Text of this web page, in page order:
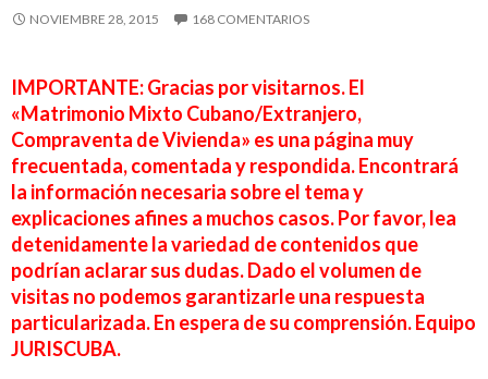
NOVIEMBRE 28, 2015 168 COMENTARIOS
IMPORTANTE:Gracias por visitarnos. El
«Matrimonio Mixto Cubano/Extranjero,
Compraventa de Vivienda» es una página muy
frecuentada, comentada y respondida. Encontrará
la información necesaria sobre el tema y
explicaciones afines a muchos casos. Por favor, lea
detenidamente la variedad de contenidos que
podrían aclarar sus dudas. Dado el volumen de
visitas no podemos garantizarle una respuesta
particularizada. En espera de su comprensión. Equipo
JURISCUBA.